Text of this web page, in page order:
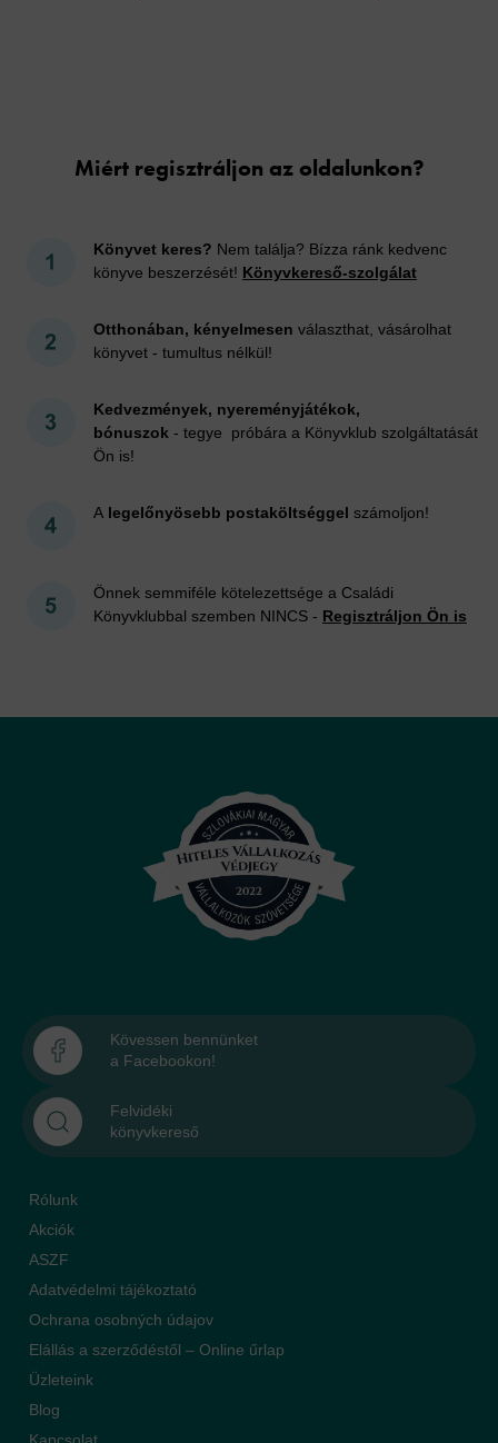
Miért regisztráljon az oldalunkon?
Könyvet keres? Nem találja? Bízza ránk kedvenc
könyve beszerzését! Könyvkereső-szolgálat
Otthonában, kényelmesen választhat, vásárolhat
könyvet - tumultus nélkül!
Kedvezmények, nyereményjátékok,
bónuszok - tegye próbára a Könyvklub szolgáltatását
Ön is!
A legelőnyösebb postaköltséggel számoljon!
Önnek semmiféle kötelezettsége a Családi
Könyvklubbal szemben NINCS - Regisztráljon Ön is
Kövessen bennünket
a Facebookon!
Felvidéki
könyvkereső
Rólunk
Akciók
ASZF
Adatvédelmi tájékoztató
Ochrana osobných údajov
Elállás a szerződéstől – Online űrlap
Üzleteink
Blog